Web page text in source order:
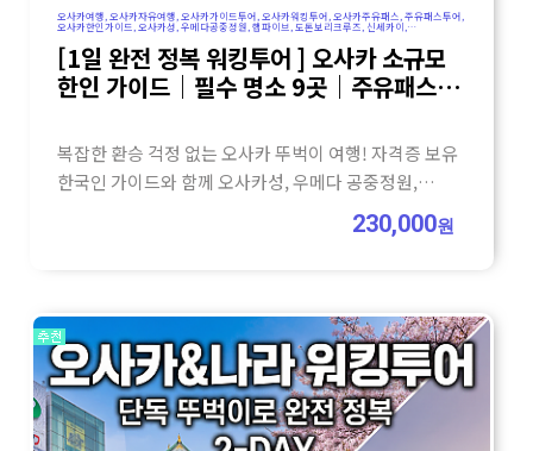
오사카여행, 오사카자유여행, 오사카가이드투어, 오사카워킹투어, 오사카주유패스, 주유패스투어,
오사카한인가이드, 오사카성, 우메다공중정원, 햅파이브, 도톤보리크루즈, 신세카이,
오사카코스추천, 가자고투어
[1일 완전 정복 워킹투어 ] 오사카 소규모
한인 가이드｜필수 명소 9곳｜주유패스
복잡한 환승 걱정 없는 오사카 뚜벅이 여행! 자격증 보유
한국인 가이드와 함께 오사카성, 우메다 공중정원,
도톤보리 크루즈 등 주유패스 핵심 코스를 소규모로
230,000원